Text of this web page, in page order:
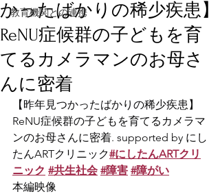
教育機関との連携
かったばかりの稀少疾患】
ReNU症候群の子どもを育
てるカメラマンのお母さ
んに密着
【昨年見つかったばかりの稀少疾患】
ReNU症候群の子どもを育てるカメラマ
ンのお母さんに密着. supported by にし
たんARTクリニック#にしたんARTクリ
ニック #共生社会 #障害 #障がい
本編映像